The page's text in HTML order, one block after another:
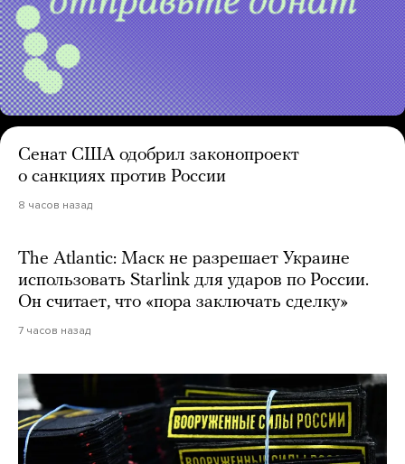
Сенат США одобрил законопроект
о санкциях против России
8 часов назад
The Atlantic: Маск не разрешает Украине
использовать Starlink для ударов по России.
Он считает, что «пора заключать сделку»
7 часов назад